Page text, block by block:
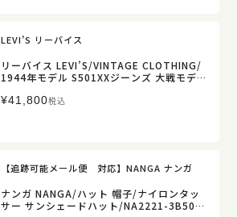
LEVI’S リーバイス
リーバイス LEVI’S/VINTAGE CLOTHING/
1944年モデル S501XXジーンズ 大戦モデ
店舗限定
¥41,800税込
【追跡可能メール便 対応】NANGA ナンガ
ナンガ NANGA/ハット 帽子/ナイロンタッ
サー サンシェードハット/NA2221-3B501/